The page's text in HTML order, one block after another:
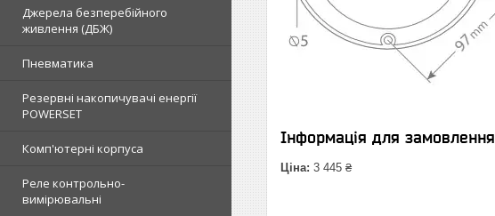
Джерела безперебійного
живлення (ДБЖ)
Пневматика
Резервні накопичувачі енергії
POWERSET
Комп'ютерні корпуса
Реле контрольно-
вимірювальні
Інформація для замовлення
Ціна: 3 445 ₴